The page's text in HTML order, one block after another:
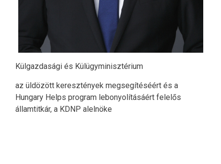
Külgazdasági és Külügyminisztérium
az üldözött keresztények megsegítéséért és a
Hungary Helps program lebonyolításáért felelős
államtitkár, a KDNP alelnöke